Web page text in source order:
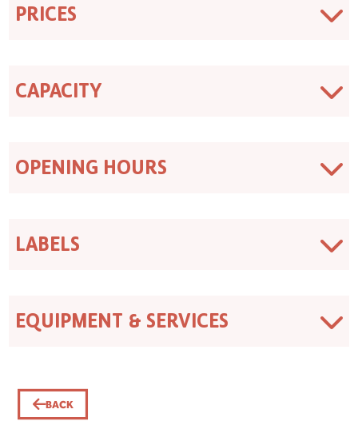
PRICES
CAPACITY
OPENING HOURS
LABELS
EQUIPMENT & SERVICES
BACK